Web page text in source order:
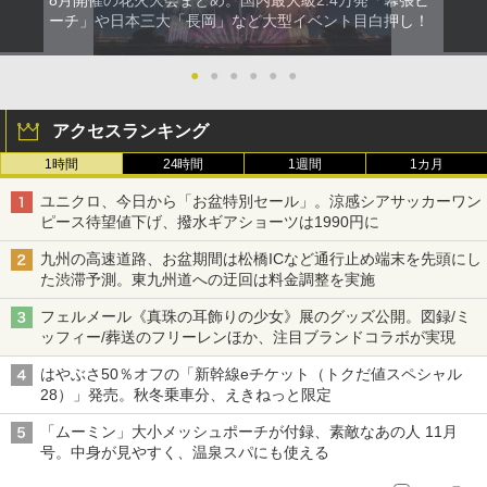
ーチ」や日本三大「長岡」など大型イベント目白押し！
● ● ● ● ● ●
アクセスランキング
1時間 24時間 1週間 1カ月
ユニクロ、今日から「お盆特別セール」。涼感シアサッカーワン
ピース待望値下げ、撥水ギアショーツは1990円に
九州の高速道路、お盆期間は松橋ICなど通行止め端末を先頭にし
た渋滞予測。東九州道への迂回は料金調整を実施
フェルメール《真珠の耳飾りの少女》展のグッズ公開。図録/ミ
ッフィー/葬送のフリーレンほか、注目ブランドコラボが実現
はやぶさ50％オフの「新幹線eチケット（トクだ値スペシャル
28）」発売。秋冬乗車分、えきねっと限定
「ムーミン」大小メッシュポーチが付録、素敵なあの人 11月
号。中身が見やすく、温泉スパにも使える